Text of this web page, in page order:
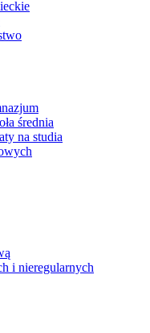
średnia
na studia
i nieregularnych